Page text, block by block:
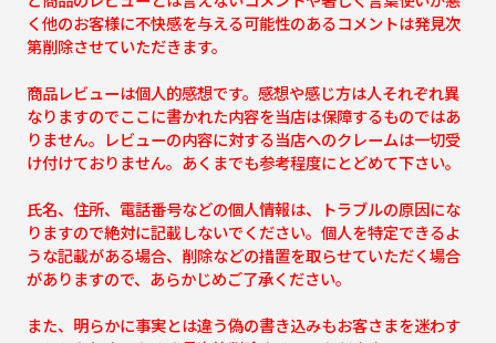
く他のお客様に不快感を与える可能性のあるコメントは発見次
第削除させていただきます。
商品レビューは個人的感想です。感想や感じ方は人それぞれ異
なりますのでここに書かれた内容を当店は保障するものではあ
りません。レビューの内容に対する当店へのクレームは一切受
け付けておりません。あくまでも参考程度にとどめて下さい。
氏名、住所、電話番号などの個人情報は、トラブルの原因にな
りますので絶対に記載しないでください。個人を特定できるよ
うな記載がある場合、削除などの措置を取らせていただく場合
がありますので、あらかじめご了承ください。
また、明らかに事実とは違う偽の書き込みもお客さまを迷わす